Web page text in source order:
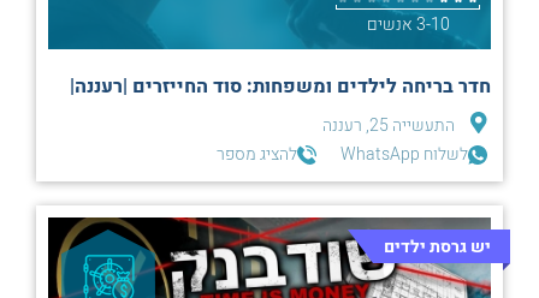
3-10 אנשים
חדר בריחה לילדים ומשפחות: סוד החייזרים |רעננה|
התעשייה 25, רעננה
לשלוח WhatsApp
להציג מספר
יש גרסת ילדים